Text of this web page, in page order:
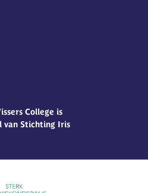
College is
van Stichting Iris